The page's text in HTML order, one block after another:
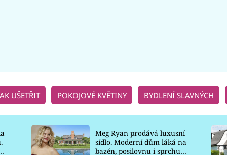
UŠETŘIT POKOJOVÉ KVĚTINY BYDLENÍ SLAVNÝCH
Meg Ryan prodává luxusní
sídlo. Moderní dům láká na
bazén, posilovnu i sprchu